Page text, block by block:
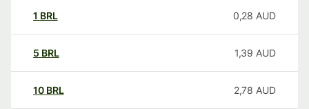
1 BRL 0,28 AUD
5 BRL 1,39 AUD
10 BRL 2,78 AUD